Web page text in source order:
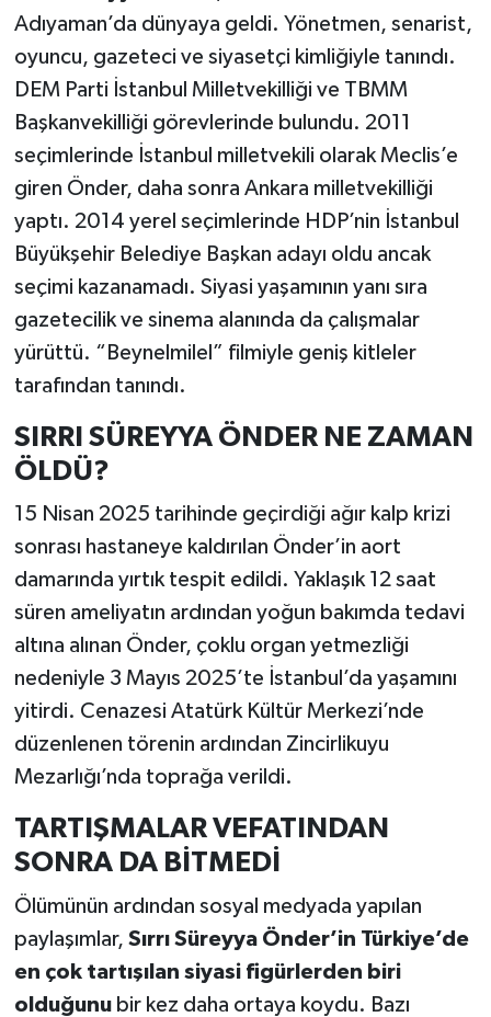
Adıyaman’da dünyaya geldi. Yönetmen, senarist,
oyuncu, gazeteci ve siyasetçi kimliğiyle tanındı.
DEM Parti İstanbul Milletvekilliği ve TBMM
Başkanvekilliği görevlerinde bulundu. 2011
seçimlerinde İstanbul milletvekili olarak Meclis’e
giren Önder, daha sonra Ankara milletvekilliği
yaptı. 2014 yerel seçimlerinde HDP’nin İstanbul
Büyükşehir Belediye Başkan adayı oldu ancak
seçimi kazanamadı. Siyasi yaşamının yanı sıra
gazetecilik ve sinema alanında da çalışmalar
yürüttü. “Beynelmilel” filmiyle geniş kitleler
tarafından tanındı.
SIRRI SÜREYYA ÖNDER NE ZAMAN
ÖLDÜ?
15 Nisan 2025 tarihinde geçirdiği ağır kalp krizi
sonrası hastaneye kaldırılan Önder’in aort
damarında yırtık tespit edildi. Yaklaşık 12 saat
süren ameliyatın ardından yoğun bakımda tedavi
altına alınan Önder, çoklu organ yetmezliği
nedeniyle 3 Mayıs 2025’te İstanbul’da yaşamını
yitirdi. Cenazesi Atatürk Kültür Merkezi’nde
düzenlenen törenin ardından Zincirlikuyu
Mezarlığı’nda toprağa verildi.
TARTIŞMALAR VEFATINDAN
SONRA DA BİTMEDİ
Ölümünün ardından sosyal medyada yapılan
paylaşımlar, Sırrı Süreyya Önder’in Türkiye’de
en çok tartışılan siyasi figürlerden biri
olduğunubir kez daha ortaya koydu. Bazı